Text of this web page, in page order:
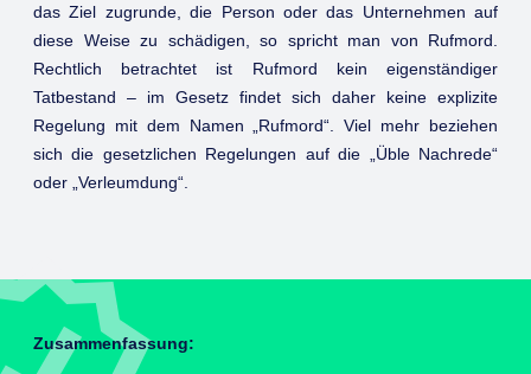
das Ziel zugrunde, die Person oder das Unternehmen auf
diese Weise zu schädigen, so spricht man von Rufmord.
Rechtlich betrachtet ist Rufmord kein eigenständiger
Tatbestand – im Gesetz findet sich daher keine explizite
Regelung mit dem Namen „Rufmord“. Viel mehr beziehen
sich die gesetzlichen Regelungen auf die „Üble Nachrede“
oder „Verleumdung“.
Zusammenfassung: